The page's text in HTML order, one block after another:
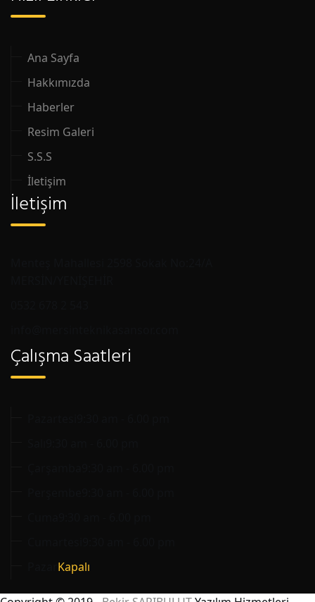
Ana Sayfa
Hakkımızda
Haberler
Resim Galeri
S.S.S
İletişim
İletişim
Çalışma Saatleri
Kapalı